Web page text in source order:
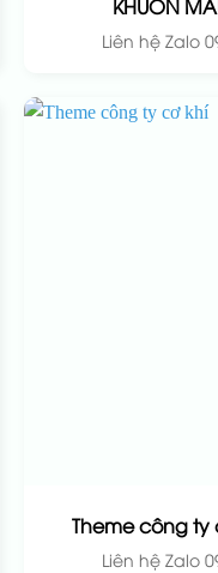
KHUÔN
Liên hệ Zalo
Theme công ty
Liên hệ Zalo